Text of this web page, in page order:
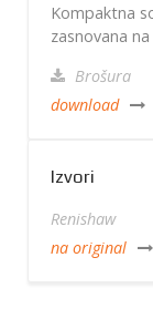
Kompaktna
zasnovana
Brošura
download
Izvori
Renishaw
na original